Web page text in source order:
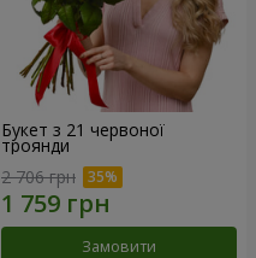
Букет з 21 червоної
троянди
2 706 грн
Замовити